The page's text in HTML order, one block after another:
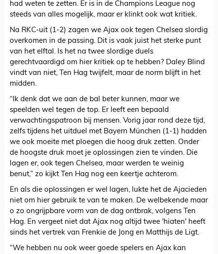
had weten te zetten. Er is in de Champions League nog
steeds van alles mogelijk, maar er klinkt ook wat kritiek.
Na RKC-uit (1-2) zagen we Ajax ook tegen Chelsea slordig
overkomen in de passing. Dit is vaak juist het sterke punt
van het elftal. Is het na twee slordige duels
gerechtvaardigd om hier kritiek op te hebben? Daley Blind
vindt van niet, Ten Hag twijfelt, maar de norm blijft in het
midden.
“Ik denk dat we aan de bal beter kunnen, maar we
speelden wel tegen de top. Er leeft een bepaald
verwachtingspatroon bij mensen. Vorig jaar rond deze tijd,
zelfs tijdens het uitduel met Bayern München (1-1) hadden
we ook moeite met ploegen die hoog druk zetten. Onder
de hoogste druk moet je oplossingen zien te vinden. Die
lagen er, ook tegen Chelsea, maar werden te weinig
benut,” zo kijkt Ten Hag nog een keertje achterom.
En als die oplossingen er wel lagen, lukte het de Ajacieden
niet om hier gebruik te van te maken. De welbekende maar
o zo ongrijpbare vorm van de dag ontbrak, volgens Ten
Hag. En vergeet niet dat Ajax nog altijd twee 'hiaten' heeft
sinds het vertrek van Frenkie de Jong en Matthijs de Ligt.
“We hebben nu ook weer goede spelers en Ajax kan